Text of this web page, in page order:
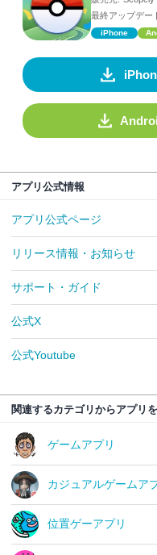
最終アップデー
iPhone
アプリ公式情報
アプリ公式ページ
リリース情報・お知らせ
サポート・ガイド
公式X
公式Youtube
関連するカテゴリからアプリ
ゲームアプリ
カジュアルゲームア
位置ゲーアプリ